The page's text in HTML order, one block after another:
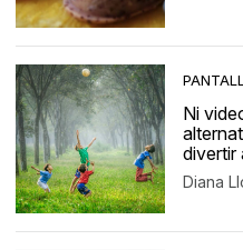
Ni
divertir
Diana